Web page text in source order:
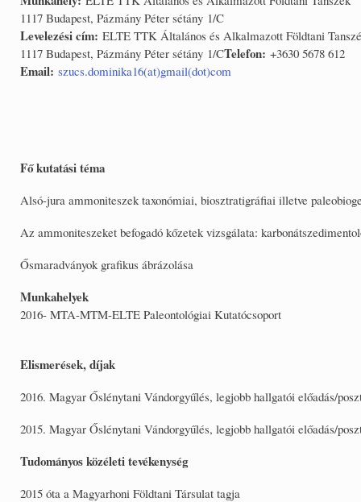
1117 Budapest, Pázmány Péter sétány 1/C
Levelezési cím: ELTE TTK Általános és Alkalmazott Földtani
1117 Budapest, Pázmány Péter sétány 1/CTelefon: +3630 5678 612
Email: szucs.dominika16(at)gmail(dot)com
Fő kutatási téma
Alsó-jura ammoniteszek taxonómiai, biosztratigráfiai illetve
Az ammoniteszeket befogadó kőzetek vizsgálata:
Ősmaradványok grafikus ábrázolása
Munkahelyek
2016- MTA-MTM-ELTE Paleontológiai Kutatócsoport
Elismerések, díjak
2016. Magyar Őslénytani Vándorgyűlés, legjobb hallgatói előadás/
2015. Magyar Őslénytani Vándorgyűlés, legjobb hallgatói előadás/
Tudományos közéleti tevékenység
2015 óta a Magyarhoni Földtani Társulat tagja